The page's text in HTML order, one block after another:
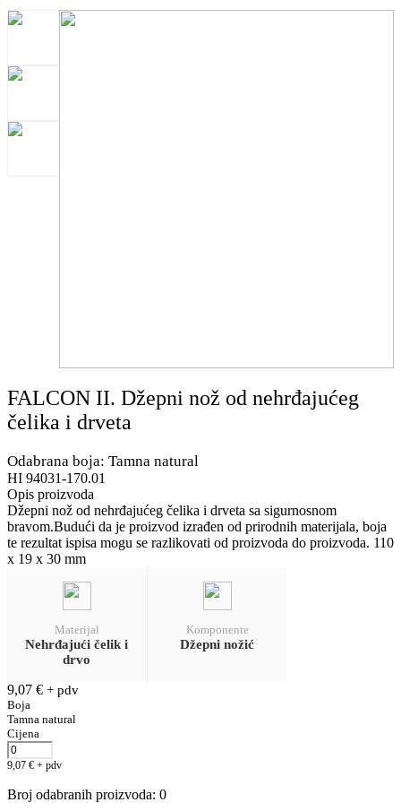
FALCON II. Džepni nož od nehrđajućeg
čelika i drveta
Odabrana boja: Tamna natural
HI 94031-170.01
Opis proizvoda
Džepni nož od nehrđajućeg čelika i drveta sa sigurnosnom
bravom.Budući da je proizvod izrađen od prirodnih materijala, boja
te rezultat ispisa mogu se razlikovati od proizvoda do proizvoda. 110
x 19 x 30 mm
Materijal
Nehrđajući čelik i
drvo
Komponente
Džepni nožić
9,07 € + pdv
Boja
Tamna natural
Cijena
9,07 € + pdv
Broj odabranih proizvoda: 0